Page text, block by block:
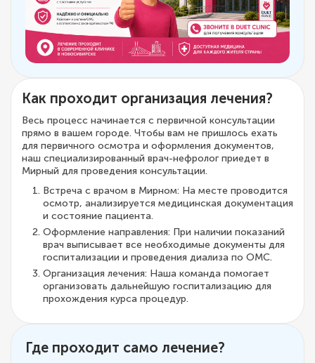
Как проходит организация лечения?
Весь процесс начинается с первичной консультации
прямо в вашем городе. Чтобы вам не пришлось ехать
для первичного осмотра и оформления документов,
наш специализированный врач-нефролог приедет в
Мирный для проведения консультации.
Встреча с врачом в Мирном: На месте проводится
осмотр, анализируется медицинская документация
и состояние пациента.
Оформление направления: При наличии показаний
врач выписывает все необходимые документы для
госпитализации и проведения диализа по ОМС.
Организация лечения: Наша команда помогает
организовать дальнейшую госпитализацию для
прохождения курса процедур.
Где проходит само лечение?